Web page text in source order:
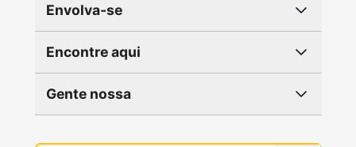
Envolva-se
Encontre aqui
Gente nossa